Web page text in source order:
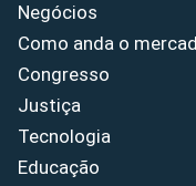
Negócios
Como anda o
Congresso
Justiça
Tecnologia
Educação